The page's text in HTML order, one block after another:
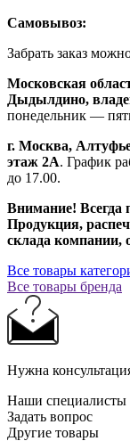
Самовывоз:
Забрать заказ
Московская
Дыдылдино,
понедельник —
г. Москва,
этаж 2А. График
до 17.00.
Внимание! Всегда
Продукция,
склада компании,
Все товары
Все товары бренда
Нужна
Наши специалисты
Задать вопрос
Другие товары